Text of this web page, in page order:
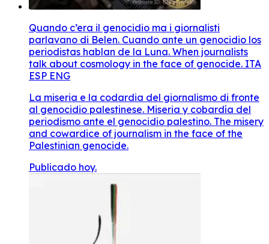
Quando c’era il genocidio ma i giornalisti
parlavano di Belen. Cuando ante un genocidio los
periodistas hablan de la Luna. When journalists
talk about cosmology in the face of genocide. ITA
ESP ENG
La miseria e la codardia del giornalismo di fronte
al genocidio palestinese. Miseria y cobardía del
periodismo ante el genocidio palestino. The misery
and cowardice of journalism in the face of the
Palestinian genocide.
Publicado hoy.